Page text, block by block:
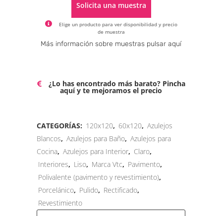
Solicita una muestra
Elige un producto para ver disponibilidad y precio
de muestra
Alternative:
Más información sobre muestras pulsar aquí
¿Lo has encontrado más barato? Pincha
aquí y te mejoramos el precio
CATEGORÍAS: 120x120, 60x120, Azulejos
Blancos, Azulejos para Baño, Azulejos para
Cocina, Azulejos para Interior, Claro,
Interiores, Liso, Marca Vtc, Pavimento,
Polivalente (pavimento y revestimiento),
Porcelánico, Pulido, Rectificado,
Revestimiento